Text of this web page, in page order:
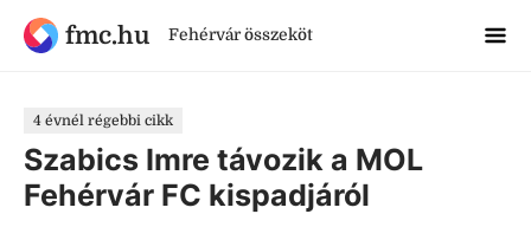
fmc.hu Fehérvár összeköt
4 évnél régebbi cikk
Szabics Imre távozik a MOL
Fehérvár FC kispadjáról